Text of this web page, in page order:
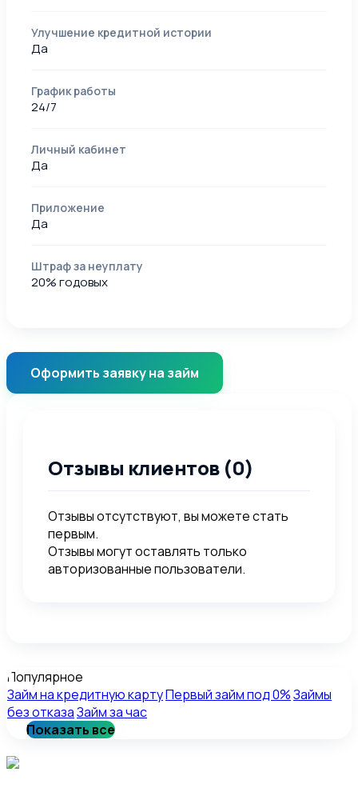
Улучшение кредитной истории
Да
График работы
24/7
Личный кабинет
Да
Приложение
Да
Штраф за неуплату
20% годовых
Оформить заявку на займ
Отзывы клиентов (0)
Отзывы отсутствуют, вы можете стать
первым.
Отзывы могут оставлять только
авторизованные пользователи.
Популярное
Займ на кредитную картуПервый займ под 0%Займы
без отказаЗайм за час
Показать все